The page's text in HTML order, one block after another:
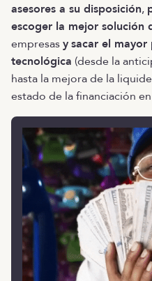
asesores a su disposición,
escoger la mejor solución
empresasysacar el
tecnológica (desde la
hasta la mejora de la
estado de la financiación